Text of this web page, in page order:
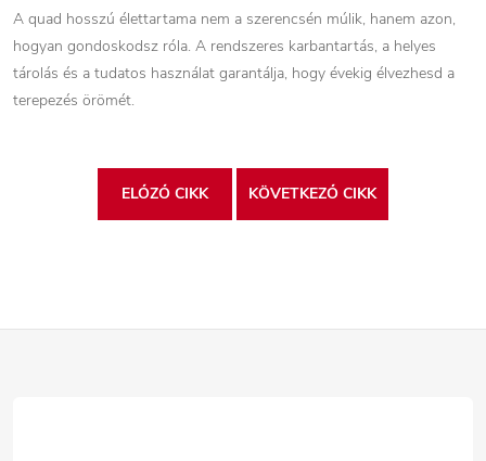
A quad hosszú élettartama nem a szerencsén múlik, hanem azon,
hogyan gondoskodsz róla. A rendszeres karbantartás, a helyes
tárolás és a tudatos használat garantálja, hogy évekig élvezhesd a
terepezés örömét.
ELŐZŐ CIKK KÖVETKEZŐ CIKK